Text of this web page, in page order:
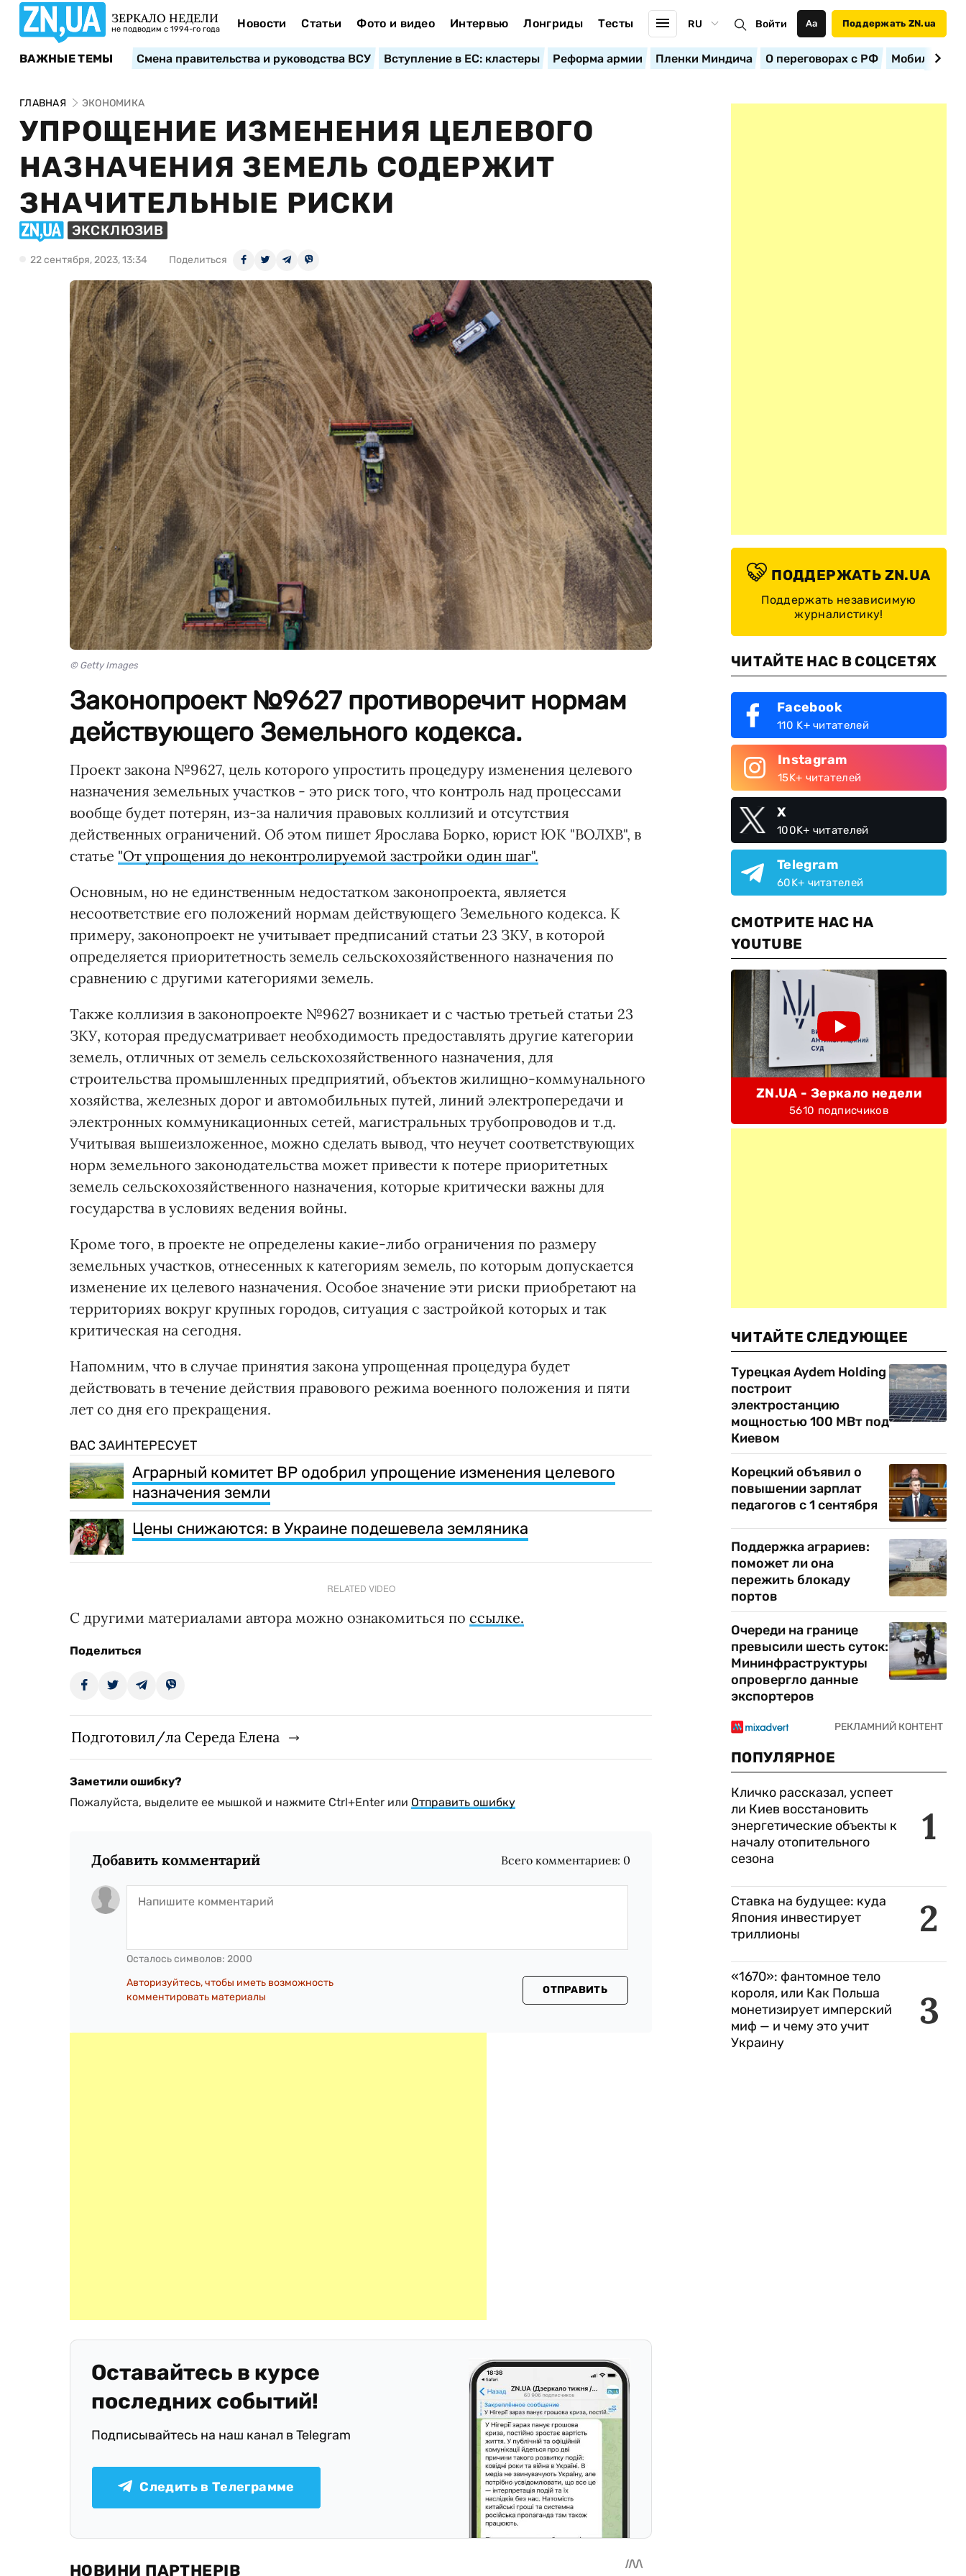
ЗЕРКАЛО НЕДЕЛИ
не подводим с 1994-го года Новости Статьи Фото и видео Интервью Лонгриды Тесты RU Войти Аа Поддержать ZN.ua
ВАЖНЫЕ ТЕМЫ Смена правительства и руководства ВСУ Вступление в ЕС: кластеры Реформа армии Пленки Миндича О переговорах с РФ
ГЛАВНАЯ ЭКОНОМИКА
УПРОЩЕНИЕ ИЗМЕНЕНИЯ ЦЕЛЕВОГО
НАЗНАЧЕНИЯ ЗЕМЕЛЬ СОДЕРЖИТ
ЗНАЧИТЕЛЬНЫЕ РИСКИ
ЭКСКЛЮЗИВ
22 сентября, 2023, 13:34 Поделиться
© Getty Images
Законопроект №9627 противоречит нормам
действующего Земельного кодекса.
Проект закона №9627, цель которого упростить процедуру изменения целевого
назначения земельных участков - это риск того, что контроль над процессами
вообще будет потерян, из-за наличия правовых коллизий и отсутствия
действенных ограничений. Об этом пишет Ярослава Борко, юрист ЮК "ВОЛХВ", в
статье "От упрощения до неконтролируемой застройки один шаг".
Основным, но не единственным недостатком законопроекта, является
несоответствие его положений нормам действующего Земельного кодекса. К
примеру, законопроект не учитывает предписаний статьи 23 ЗКУ, в которой
определяется приоритетность земель сельскохозяйственного назначения по
сравнению с другими категориями земель.
Также коллизия в законопроекте №9627 возникает и с частью третьей статьи 23
ЗКУ, которая предусматривает необходимость предоставлять другие категории
земель, отличных от земель сельскохозяйственного назначения, для
строительства промышленных предприятий, объектов жилищно-коммунального
хозяйства, железных дорог и автомобильных путей, линий электропередачи и
электронных коммуникационных сетей, магистральных трубопроводов и т.д.
Учитывая вышеизложенное, можно сделать вывод, что неучет соответствующих
норм земельного законодательства может привести к потере приоритетных
земель сельскохозяйственного назначения, которые критически важны для
государства в условиях ведения войны.
Кроме того, в проекте не определены какие-либо ограничения по размеру
земельных участков, отнесенных к категориям земель, по которым допускается
изменение их целевого назначения. Особое значение эти риски приобретают на
территориях вокруг крупных городов, ситуация с застройкой которых и так
критическая на сегодня.
Напомним, что в случае принятия закона упрощенная процедура будет
действовать в течение действия правового режима военного положения и пяти
лет со дня его прекращения.
ВАС ЗАИНТЕРЕСУЕТ
Аграрный комитет ВР одобрил упрощение изменения целевого
назначения земли
Цены снижаются: в Украине подешевела земляника
RELATED VIDEO
С другими материалами автора можно ознакомиться по ссылке.
Поделиться
Подготовил/ла Середа Елена
Заметили ошибку?
Пожалуйста, выделите ее мышкой и нажмите Ctrl+Enter или Отправить ошибку
Добавить комментарий Всего комментариев: 0
Осталось символов: 2000
Авторизуйтесь, чтобы иметь возможность
комментировать материалы
ОТПРАВИТЬ
Оставайтесь в курсе
последних событий!
Подписывайтесь на наш канал в Telegram
Следить в Телеграмме
ПОДДЕРЖАТЬ ZN.UA
Поддержать независимую
журналистику!
ЧИТАЙТЕ НАС В СОЦСЕТЯХ
Facebook
110 K+ читателей
Instagram
15K+ читателей
X
100K+ читателей
Telegram
60K+ читателей
СМОТРИТЕ НАС НА
YOUTUBE
ZN.UA - Зеркало недели
5610 подписчиков
ЧИТАЙТЕ СЛЕДУЮЩЕЕ
Турецкая Aydem Holding
построит
электростанцию
мощностью 100 МВт под
Киевом
Корецкий объявил о
повышении зарплат
педагогов с 1 сентября
Поддержка аграриев:
поможет ли она
пережить блокаду
портов
Очереди на границе
превысили шесть суток:
Мининфраструктуры
опровергло данные
экспортеров
ПОПУЛЯРНОЕ
1
Кличко рассказал, успеет
ли Киев восстановить
энергетические объекты к
началу отопительного
сезона
2
Ставка на будущее: куда
Япония инвестирует
триллионы
3
«1670»: фантомное тело
короля, или Как Польша
монетизирует имперский
миф — и чему это учит
Украину